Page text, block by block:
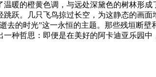
暖的橙黄色调，与远处深黛色的树林形
跃。几只飞鸟掠过长空，为这静态的画面
去的时光”这一永恒的主题。那些残垣断
种哲思：即便是在美好的阿卡迪亚乐园